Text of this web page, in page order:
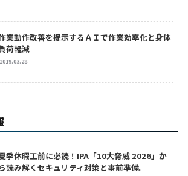
業動作改善を提示するＡＩで作業効率化と身体
荷軽減
2019.03.28
季休暇工前に必読！IPA「10大脅威 2026」か
ら読み解くセキュリティ対策と事前準備。